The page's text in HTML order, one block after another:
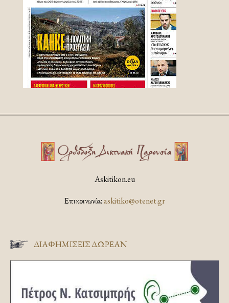
Askitikon.eu
Επικοινωνία:askitiko@otenet.gr
ΔΙΑΦΗΜΊΣΕΙΣ ΔΩΡΕΆΝ